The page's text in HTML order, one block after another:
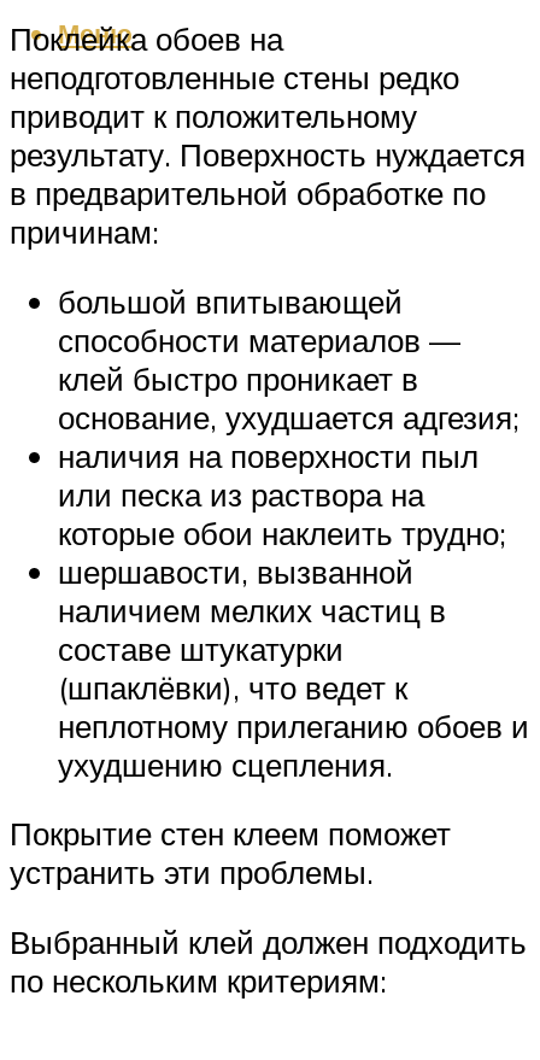
Меню
Поклейка обоев на
неподготовленные стены редко
приводит к положительному
результату. Поверхность нуждается
в предварительной обработке по
причинам:
большой впитывающей
способности материалов —
клей быстро проникает в
основание, ухудшается адгезия;
наличия на поверхности пыл
или песка из раствора на
которые обои наклеить трудно;
шершавости, вызванной
наличием мелких частиц в
составе штукатурки
(шпаклёвки), что ведет к
неплотному прилеганию обоев и
ухудшению сцепления.
Покрытие стен клеем поможет
устранить эти проблемы.
Выбранный клей должен подходить
по нескольким критериям: